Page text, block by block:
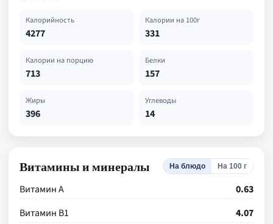
Калорийность
4277
Калории на 100г
331
Калории на порцию
713
Белки
157
Жиры
396
Углеводы
14
Витамины и минералы На блюдо На 100 г
Витамин А
0.63
Витамин В1
4.07